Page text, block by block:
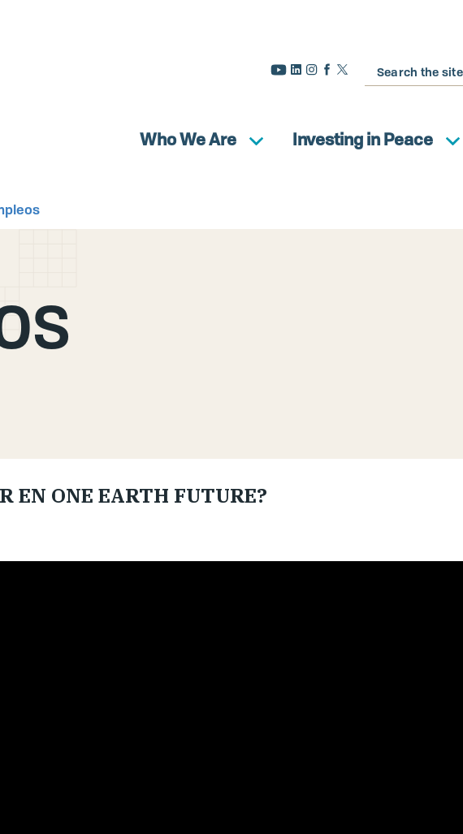
Buscar
Who We Are Investing in Peace
EN ONE EARTH FUTURE?